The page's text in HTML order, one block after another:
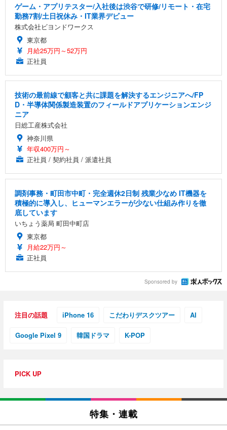
ゲーム・アプリテスター/入社後は渋谷で研修/リモート・在宅
勤務7割/土日祝休み・IT業界デビュー
株式会社ビヨンドワークス
東京都
月給25万円～52万円
正社員
技術の最前線で顧客と共に課題を解決するエンジニアへ/FP
D・半導体関係製造装置のフィールドアプリケーションエンジ
ニア
日総工産株式会社
神奈川県
年収400万円～
正社員 / 契約社員 / 派遣社員
調剤事務・町田市中町・完全週休2日制 残業少なめ IT機器を
積極的に導入し、ヒューマンエラーが少ない仕組み作りを徹
底しています
いちょう薬局 町田中町店
東京都
月給22万円～
正社員
Sponsored by
注目の話題 iPhone 16 こだわりデスクツアー AI
Google Pixel 9 韓国ドラマ K-POP
PICK UP
特集・連載